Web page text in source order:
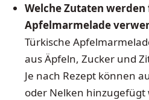
Welche Zutaten
Apfelmarmelade
Türkische
aus Äpfeln, Zucker und
Je nach Rezept können
oder Nelken